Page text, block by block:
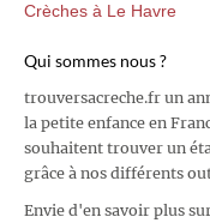
Crèches à Le Havre
Qui sommes nous ?
trouversacreche.fr un
la petite enfance en
souhaitent trouver un
grâce à nos différents
Envie d'en savoir plus